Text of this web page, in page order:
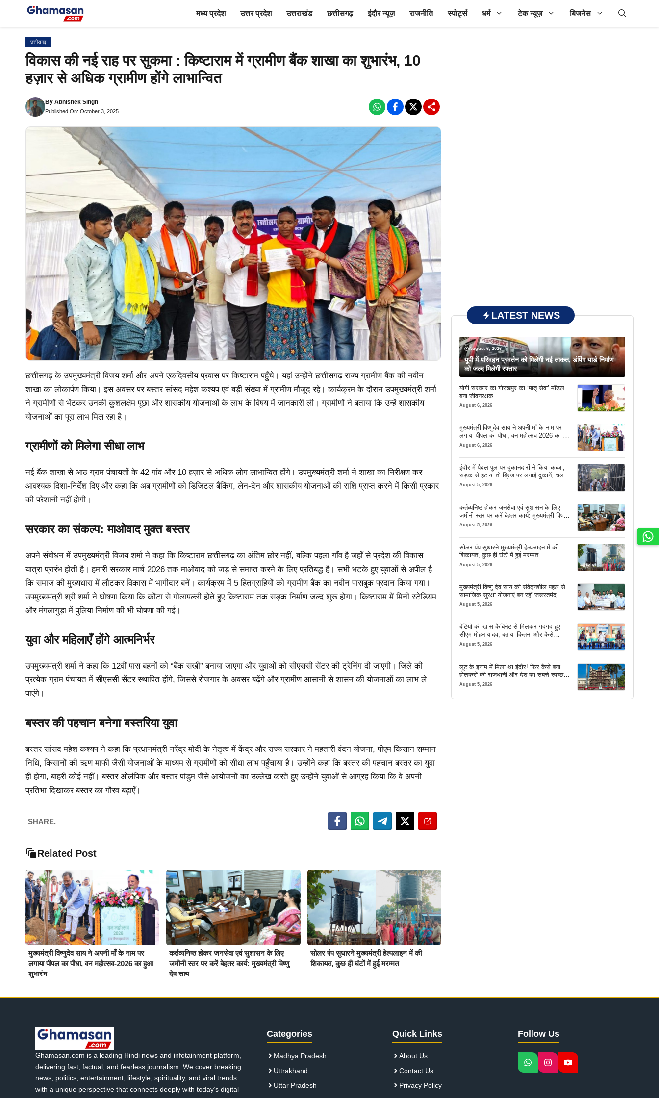
मध्य प्रदेश उत्तर प्रदेश उत्तराखंड छत्तीसगढ़ इंदौर न्यूज़ राजनीति स्पोर्ट्स धर्म टेक न्यूज़ बिजनेस
छत्तीसगढ़
विकास की नई राह पर सुकमा : किष्टाराम में ग्रामीण बैंक शाखा का शुभारंभ, 10
हज़ार से अधिक ग्रामीण होंगे लाभान्वित
By Abhishek Singh
Published On: October 3, 2025
छत्तीसगढ़ के उपमुख्यमंत्री विजय शर्मा और अपने एकदिवसीय प्रवास पर किष्टाराम पहुँचे। यहां उन्होंने छत्तीसगढ़ राज्य ग्रामीण बैंक की नवीन
शाखा का लोकार्पण किया। इस अवसर पर बस्तर सांसद महेश कश्यप एवं बड़ी संख्या में ग्रामीण मौजूद रहे। कार्यक्रम के दौरान उपमुख्यमंत्री शर्मा
ने ग्रामीणों से भेंटकर उनकी कुशलक्षेम पूछा और शासकीय योजनाओं के लाभ के विषय में जानकारी ली। ग्रामीणों ने बताया कि उन्हें शासकीय
योजनाओं का पूरा लाभ मिल रहा है।
ग्रामीणों को मिलेगा सीधा लाभ
नई बैंक शाखा से आठ ग्राम पंचायतों के 42 गांव और 10 हज़ार से अधिक लोग लाभान्वित होंगे। उपमुख्यमंत्री शर्मा ने शाखा का निरीक्षण कर
आवश्यक दिशा-निर्देश दिए और कहा कि अब ग्रामीणों को डिजिटल बैंकिंग, लेन-देन और शासकीय योजनाओं की राशि प्राप्त करने में किसी प्रकार
की परेशानी नहीं होगी।
सरकार का संकल्प: माओवाद मुक्त बस्तर
अपने संबोधन में उपमुख्यमंत्री विजय शर्मा ने कहा कि किष्टाराम छत्तीसगढ़ का अंतिम छोर नहीं, बल्कि पहला गाँव है जहाँ से प्रदेश की विकास
यात्रा प्रारंभ होती है। हमारी सरकार मार्च 2026 तक माओवाद को जड़ से समाप्त करने के लिए प्रतिबद्ध है। सभी भटके हुए युवाओं से अपील है
कि समाज की मुख्यधारा में लौटकर विकास में भागीदार बनें। कार्यक्रम में 5 हितग्राहियों को ग्रामीण बैंक का नवीन पासबुक प्रदान किया गया।
उपमुख्यमंत्री श्री शर्मा ने घोषणा किया कि कोंटा से गोलापल्ली होते हुए किष्टाराम तक सड़क निर्माण जल्द शुरू होगा। किष्टाराम में मिनी स्टेडियम
और मंगलागुड़ा में पुलिया निर्माण की भी घोषणा की गई।
युवा और महिलाएँ होंगे आत्मनिर्भर
उपमुख्यमंत्री शर्मा ने कहा कि 12वीं पास बहनों को “बैंक सखी” बनाया जाएगा और युवाओं को सीएससी सेंटर की ट्रेनिंग दी जाएगी। जिले की
प्रत्येक ग्राम पंचायत में सीएससी सेंटर स्थापित होंगे, जिससे रोजगार के अवसर बढ़ेंगे और ग्रामीण आसानी से शासन की योजनाओं का लाभ ले
पाएंगे।
बस्तर की पहचान बनेगा बस्तरिया युवा
बस्तर सांसद महेश कश्यप ने कहा कि प्रधानमंत्री नरेंद्र मोदी के नेतृत्व में केंद्र और राज्य सरकार ने महतारी वंदन योजना, पीएम किसान सम्मान
निधि, किसानों की ऋण माफी जैसी योजनाओं के माध्यम से ग्रामीणों को सीधा लाभ पहुँचाया है। उन्होंने कहा कि बस्तर की पहचान बस्तर का युवा
ही होगा, बाहरी कोई नहीं। बस्तर ओलंपिक और बस्तर पांडुम जैसे आयोजनों का उल्लेख करते हुए उन्होंने युवाओं से आग्रह किया कि वे अपनी
प्रतिभा दिखाकर बस्तर का गौरव बढ़ाएँ।
SHARE.
Related Post
मुख्यमंत्री विष्णुदेव साय ने अपनी माँ के नाम पर
लगाया पीपल का पौधा, वन महोत्सव-2026 का हुआ
शुभारंभ
कर्तव्यनिष्ठ होकर जनसेवा एवं सुशासन के लिए
जमीनी स्तर पर करें बेहतर कार्य: मुख्यमंत्री विष्णु
देव साय
सोलर पंप सुधारने मुख्यमंत्री हेल्पलाइन में की
शिकायत, कुछ ही घंटों में हुई मरम्मत
LATEST NEWS
August 6, 2026
यूपी में परिवहन प्रवर्तन को मिलेगी नई ताकत, डंपिंग यार्ड निर्माण
को जल्द मिलेगी रफ्तार
योगी सरकार का गोरखपुर का ‘मातृ सेवा’ मॉडल
बना जीवनरक्षक
August 6, 2026
मुख्यमंत्री विष्णुदेव साय ने अपनी माँ के नाम पर
लगाया पीपल का पौधा, वन महोत्सव-2026 का हुआ
शुभारंभ
August 6, 2026
इंदौर में पैदल पुल पर दुकानदारों ने किया कब्जा,
सड़क से हटाया तो ब्रिज पर लगाई दुकानें, चलने
की जगह भी नहीं मिल रही
August 5, 2026
कर्तव्यनिष्ठ होकर जनसेवा एवं सुशासन के लिए
जमीनी स्तर पर करें बेहतर कार्य: मुख्यमंत्री विष्णु
देव साय
August 5, 2026
सोलर पंप सुधारने मुख्यमंत्री हेल्पलाइन में की
शिकायत, कुछ ही घंटों में हुई मरम्मत
August 5, 2026
मुख्यमंत्री विष्णु देव साय की संवेदनशील पहल से
सामाजिक सुरक्षा योजनाएं बन रहीं जरूरतमंद
परिवारों का मजबूत सहारा
August 5, 2026
बेटियों की खास कैबिनेट से मिलकर गदगद हुए
सीएम मोहन यादव, बताया कितना और कैसे
इस्तेमाल करें AI
August 5, 2026
लूट के इनाम में मिला था इंदौर! फिर कैसे बना
होलकरों की राजधानी और देश का सबसे स्वच्छ
शहर? जानें पूरी कहानी
August 5, 2026
Ghamasan.com is a leading Hindi news and infotainment platform,
delivering fast, factual, and fearless journalism. We cover breaking
news, politics, entertainment, lifestyle, spirituality, and viral trends
with a unique perspective that connects deeply with today’s digital
Categories
Madhya Pradesh
Uttrakhand
Uttar Pradesh
Quick Links
About Us
Contact Us
Privacy Policy
Follow Us